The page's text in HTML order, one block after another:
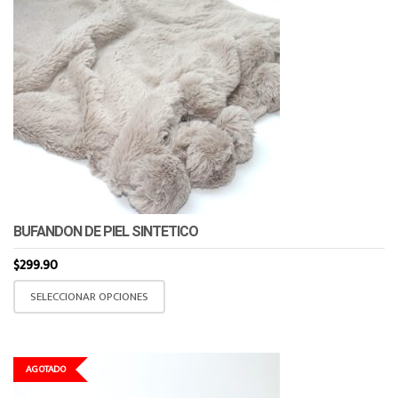
BUFANDON DE PIEL SINTETICO
$299.90
SELECCIONAR OPCIONES
Este
producto
AGOTADO